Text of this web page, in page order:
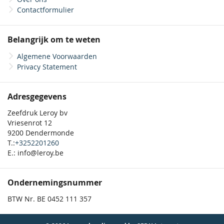
Contactformulier
Belangrijk om te weten
Algemene Voorwaarden
Privacy Statement
Adresgegevens
Zeefdruk Leroy bv
Vriesenrot 12
9200 Dendermonde
T.:+3252201260
E.: info@leroy.be
Ondernemingsnummer
BTW Nr. BE 0452 111 357